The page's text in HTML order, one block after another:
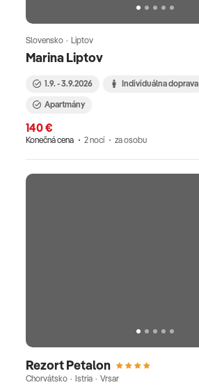
Marina Liptov
Slovensko · Liptov
1.9. - 3.9.2026 Individuálna doprava
Apartmány
140 €
Konečná cena 2 nocí za osobu
Rezort Petalon
Chorvátsko · Istria · Vrsar